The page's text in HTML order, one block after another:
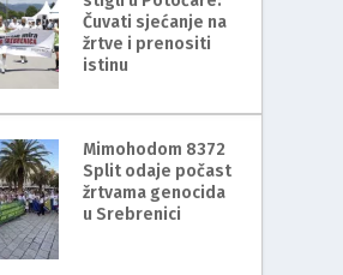
Čuvati sjećanje na
žrtve i prenositi
istinu
Mimohodom 8372
Split odaje počast
žrtvama genocida
u Srebrenici